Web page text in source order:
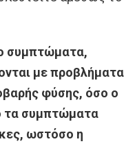
συμπτώματα,
με προβλήματα
φύσης, όσο ο
τα συμπτώματα
ωστόσο η